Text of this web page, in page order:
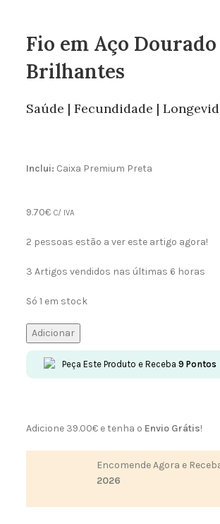
Fio em Aço
Brilhantes
Saúde | Fecundidade |
Inclui: Caixa Premium Preta
9.70€ C/ IVA
2 pessoas estão a ver este artigo agora!
3 Artigos vendidos nas últimas 6 horas
Só 1 em stock
Adicionar
Peça Este Produto e Receba 9 Pontos
Adicione 39.00€ e tenha o Envio Grátis!
Encomende Agora e
2026